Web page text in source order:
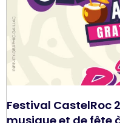
Festival CastelRoc